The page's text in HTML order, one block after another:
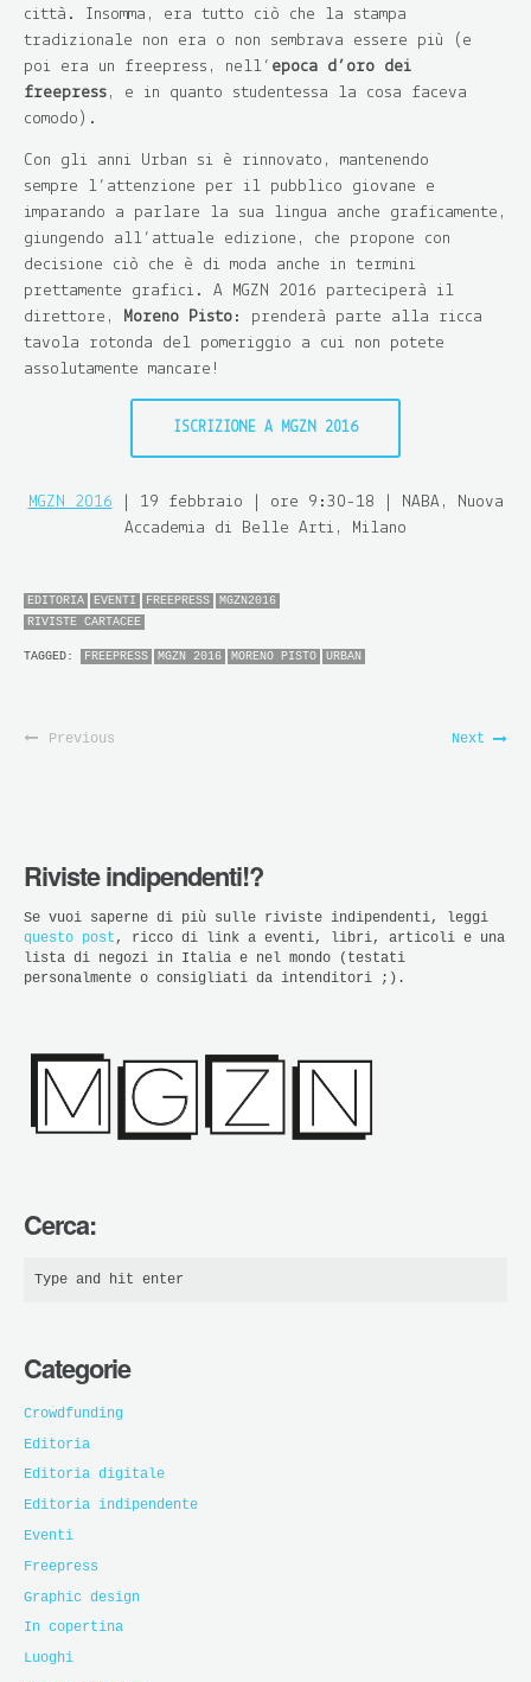
città. Insomma, era tutto ciò che la stampa
tradizionale non era o non sembrava essere più (e
poi era un freepress, nell’ epoca d’oro dei
freepress , e in quanto studentessa la cosa faceva
comodo).
Con gli anni Urban si è rinnovato, mantenendo
sempre l’attenzione per il pubblico giovane e
imparando a parlare la sua lingua anche graficamente,
giungendo all’attuale edizione, che propone con
decisione ciò che è di moda anche in termini
prettamente grafici. A MGZN 2016 parteciperà il
direttore,
Moreno Pisto : prenderà parte alla ricca
tavola rotonda del pomeriggio a cui non potete
assolutamente mancare!
ISCRIZIONE A MGZN 2016
MGZN 2016 | 19 febbraio | ore 9:30-18 | NABA, Nuova
Accademia di Belle Arti, Milano
EDITORIA EVENTI FREEPRESS
MGZN2016
RIVISTE CARTACEE
TAGGED: FREEPRESS MGZN 2016 MORENO PISTO URBAN
Previous Next
Riviste indipendenti!?
Se vuoi saperne di più sulle riviste indipendenti, leggi
questo post , ricco di link a eventi, libri, articoli e una
lista di negozi in Italia e nel mondo (testati
personalmente o consigliati da intenditori ;).
Cerca:
Categorie
Crowdfunding
Editoria
Editoria digitale
Editoria indipendente
Eventi
Freepress
Graphic design
In copertina
Luoghi